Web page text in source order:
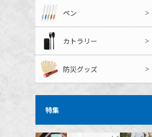
ペン
カトラリー
防災グッズ
特集